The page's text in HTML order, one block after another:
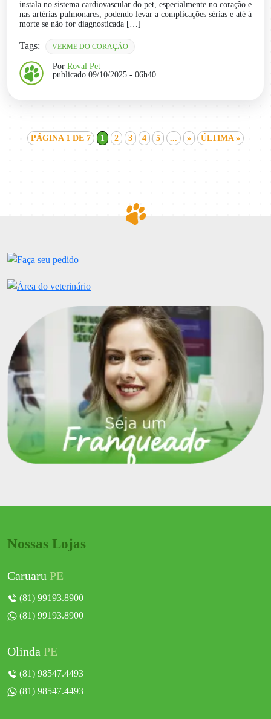
instala no sistema cardiovascular do pet, especialmente no coração e
nas artérias pulmonares, podendo levar a complicações sérias e até à
morte se não for diagnosticada […]
Tags: VERME DO CORAÇÃO
Por Roval Pet
publicado 09/10/2025 - 06h40
PÁGINA 1 DE 7 1 2 3 4 5 ... » ÚLTIMA »
Nossas Lojas
Caruaru PE
(81) 99193.8900
(81) 99193.8900
Olinda PE
(81) 98547.4493
(81) 98547.4493